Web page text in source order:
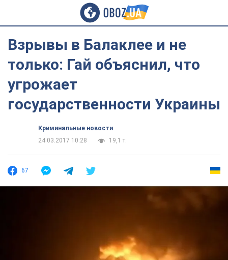
Взрывы в Балаклее и не
только: Гай объяснил, что
угрожает
государственности Украины
Криминальные новости
24.03.2017 10:28
19,1 т.
67